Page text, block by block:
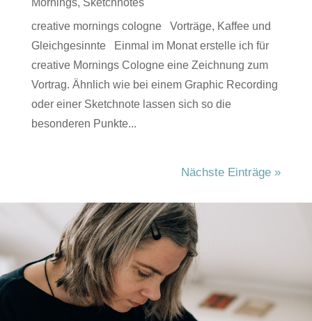
creative mornings cologne Vorträge, Kaffee und
Gleichgesinnte Einmal im Monat erstelle ich für
creative Mornings Cologne eine Zeichnung zum
Vortrag. Ähnlich wie bei einem Graphic Recording
oder einer Sketchnote lassen sich so die
besonderen Punkte...
Nächste Einträge »